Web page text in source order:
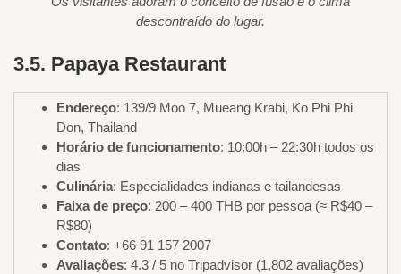
descontraído do lugar.
3.5. Papaya Restaurant
Endereço: 139/9 Moo 7, Mueang Krabi, Ko Phi Phi
Don, Thailand
Horário de funcionamento: 10:00h – 22:30h todos os
dias
Culinária: Especialidades indianas e tailandesas
Faixa de preço: 200 – 400 THB por pessoa (≈ R$40 –
R$80)
Contato: +66 91 157 2007
Avaliações: 4.3 / 5 no Tripadvisor (1,802 avaliações)